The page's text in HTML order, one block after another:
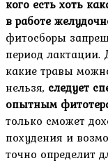
кого есть хоть
в работе
фитосборы
период лактации.
какие травы
нельзя, следует
опытным
только сможет
похудения и
точно определит